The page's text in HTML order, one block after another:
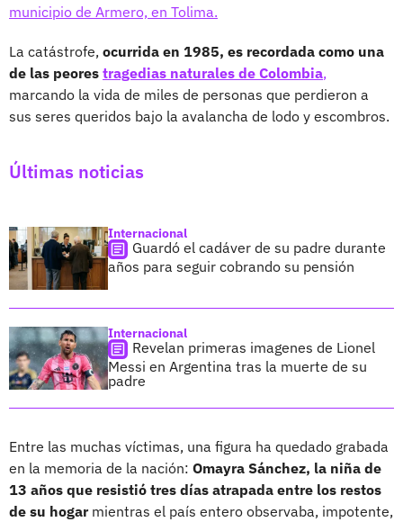
municipio de Armero, en Tolima.
La catástrofe, ocurrida en 1985, es recordada como una
de las peores tragedias naturales de Colombia,
marcando la vida de miles de personas que perdieron a
sus seres queridos bajo la avalancha de lodo y escombros.
Últimas noticias
Internacional
Guardó el cadáver de su padre durante
años para seguir cobrando su pensión
Internacional
Revelan primeras imagenes de Lionel
Messi en Argentina tras la muerte de su
padre
Entre las muchas víctimas, una figura ha quedado grabada
en la memoria de la nación: Omayra Sánchez, la niña de
13 años que resistió tres días atrapada entre los restos
de su hogarmientras el país entero observaba, impotente,